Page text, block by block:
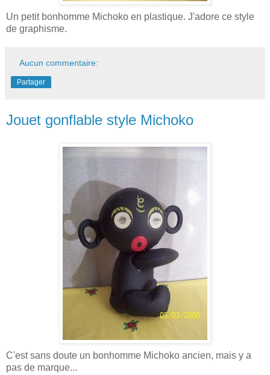
Un petit bonhomme Michoko en plastique. J'adore ce style
de graphisme.
Aucun commentaire:
Partager
Jouet gonflable style Michoko
C'est sans doute un bonhomme Michoko ancien, mais y a
pas de marque...